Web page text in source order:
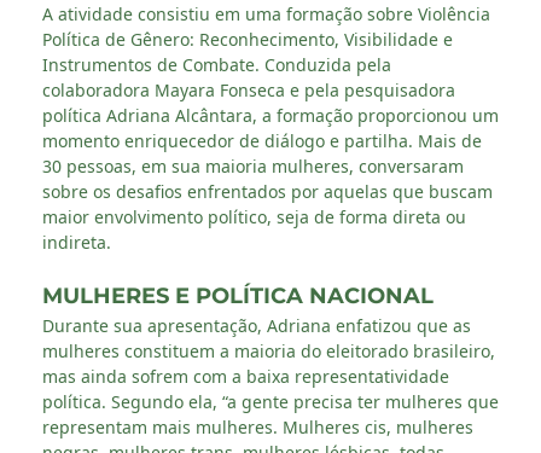
A atividade consistiu em uma formação sobre Violência
Política de Gênero: Reconhecimento, Visibilidade e
Instrumentos de Combate. Conduzida pela
colaboradora Mayara Fonseca e pela pesquisadora
política Adriana Alcântara, a formação proporcionou um
momento enriquecedor de diálogo e partilha. Mais de
30 pessoas, em sua maioria mulheres, conversaram
sobre os desafios enfrentados por aquelas que buscam
maior envolvimento político, seja de forma direta ou
indireta.
MULHERES E POLÍTICA NACIONAL
Durante sua apresentação, Adriana enfatizou que as
mulheres constituem a maioria do eleitorado brasileiro,
mas ainda sofrem com a baixa representatividade
política. Segundo ela, “a gente precisa ter mulheres que
representam mais mulheres. Mulheres cis, mulheres